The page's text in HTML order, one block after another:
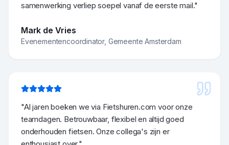
samenwerking verliep soepel vanaf de eerste mail."
Mark de Vries
Evenementencoordinator, Gemeente Amsterdam
"Al jaren boeken we via Fietshuren.com voor onze
teamdagen. Betrouwbaar, flexibel en altijd goed
onderhouden fietsen. Onze collega's zijn er